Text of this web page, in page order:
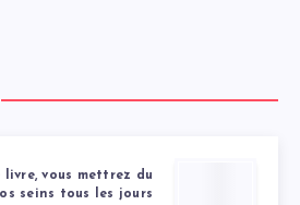
livre, vous mettrez du
seins tous les jours